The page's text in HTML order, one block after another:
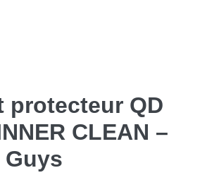
protecteur QD
CLEAN –
Guys